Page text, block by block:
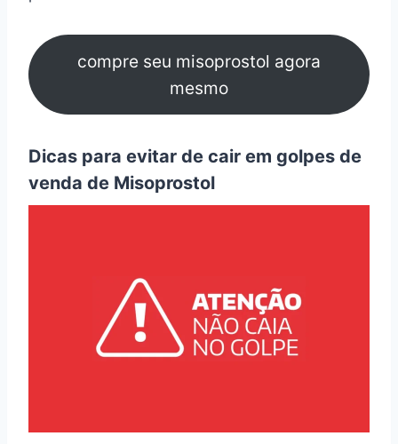
compre seu misoprostol agora
mesmo
Dicas para evitar de cair em golpes de
venda de Misoprostol